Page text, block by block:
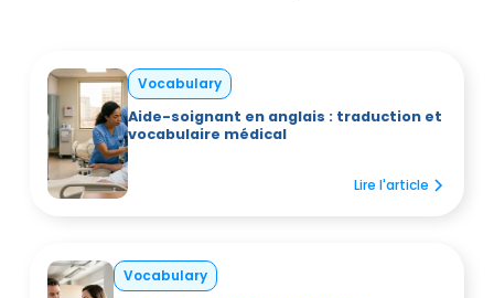
Vocabulary
Aide-soignant en anglais : traduction et
vocabulaire médical
Lire l'article
Vocabulary